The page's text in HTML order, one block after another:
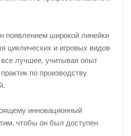
появлением широкой линейки
циклических и игровых видов
лучшее, учитывая опыт
по производству
инновационный
чтобы он был доступен